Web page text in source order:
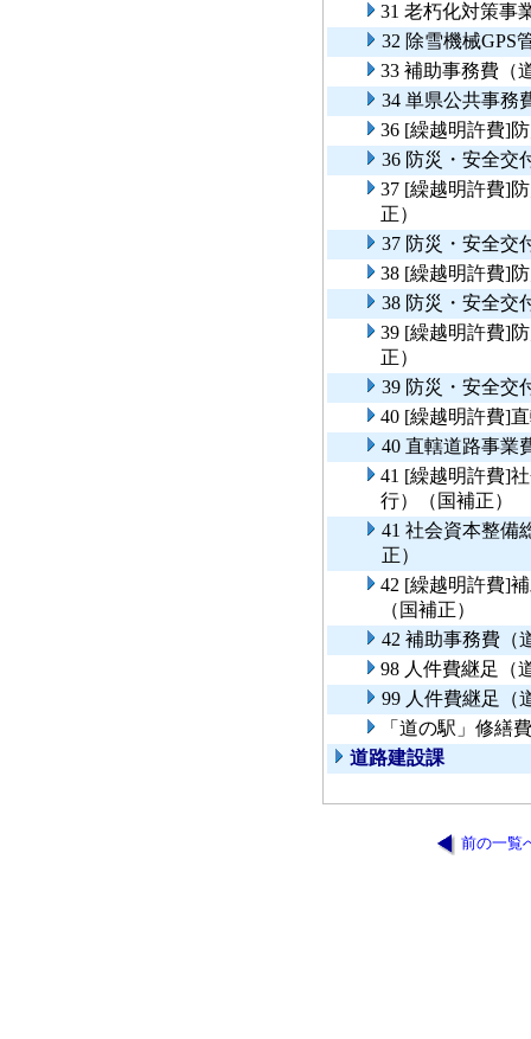
31 老朽化対策事
32 除雪機械GPS
33 補助事務費（
34 単県公共事務
36 [繰越明許費]
36 防災・安全交
37 [繰越明許費]
正）
37 防災・安全交
38 [繰越明許費]
38 防災・安全交
39 [繰越明許費]
正）
39 防災・安全交
40 [繰越明許費]
40 直轄道路事業
41 [繰越明許費]
行）（国補正）
41 社会資本整備
正）
42 [繰越明許費]
（国補正）
42 補助事務費（
98 人件費継足（
99 人件費継足（
「道の駅」修繕費
道路建設課
前の一覧